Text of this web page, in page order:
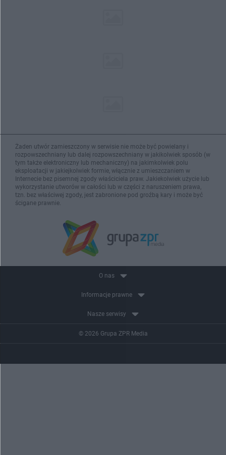
Żaden utwór zamieszczony w serwisie nie może być powielany i
rozpowszechniany lub dalej rozpowszechniany w jakikolwiek sposób (w
tym także elektroniczny lub mechaniczny) na jakimkolwiek polu
eksploatacji w jakiejkolwiek formie, włącznie z umieszczaniem w
Internecie bez pisemnej zgody właściciela praw. Jakiekolwiek użycie lub
wykorzystanie utworów w całości lub w części z naruszeniem prawa,
tzn. bez właściwej zgody, jest zabronione pod groźbą kary i może być
ścigane prawnie.
O nas
Informacje prawne
Nasze serwisy
© 2026 Grupa ZPR Media